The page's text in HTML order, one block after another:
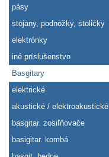
pásy
stojany, podnožky, stoličky
elektrónky
iné príslušenstvo
Basgitary
elektrické
akustické / elektroakustické
basgitar. zosiľňovače
basigitar. kombá